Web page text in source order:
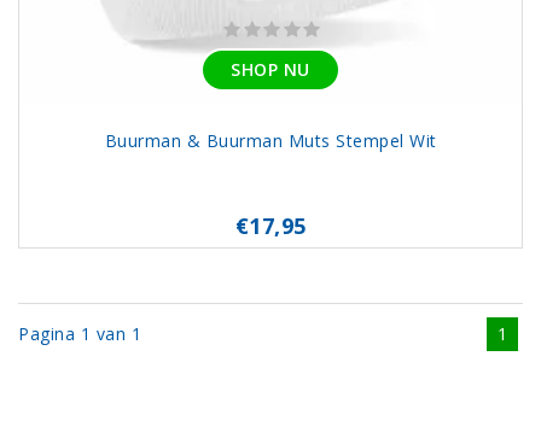
SHOP NU
Buurman & Buurman Muts Stempel Wit
€17,95
Pagina 1 van 1 1